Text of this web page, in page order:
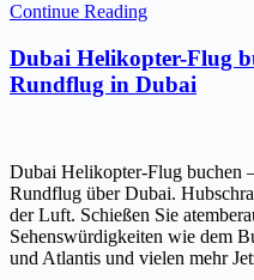
Continue Reading
Dubai Helikopter-Flug
Rundflug in Dubai
Dubai Helikopter-Flug buchen
Rundflug über Dubai.
der Luft. Schießen Sie
Sehenswürdigkeiten wie dem
und Atlantis und vielen mehr